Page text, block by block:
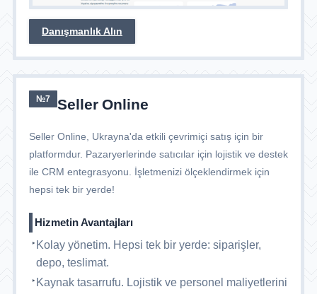
Danışmanlık Alın
№7 Seller Online
Seller Online, Ukrayna'da etkili çevrimiçi satış için bir
platformdur. Pazaryerlerinde satıcılar için lojistik ve destek
ile CRM entegrasyonu. İşletmenizi ölçeklendirmek için
hepsi tek bir yerde!
Hizmetin Avantajları
Kolay yönetim. Hepsi tek bir yerde: siparişler,
depo, teslimat.
Kaynak tasarrufu. Lojistik ve personel maliyetlerini